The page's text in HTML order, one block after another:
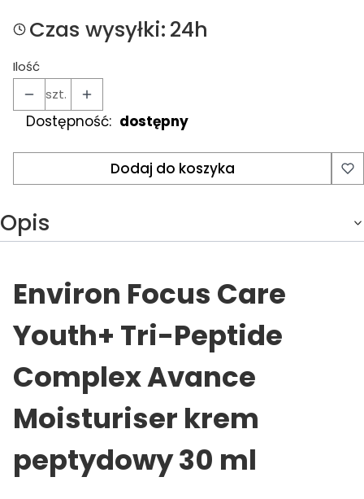
Czas wysyłki:24h
Ilość
szt.
Dostępność: dostępny
Dodaj do koszyka
Opis
Environ Focus Care
Youth+ Tri-Peptide
Complex Avance
Moisturiser krem
peptydowy 30 ml